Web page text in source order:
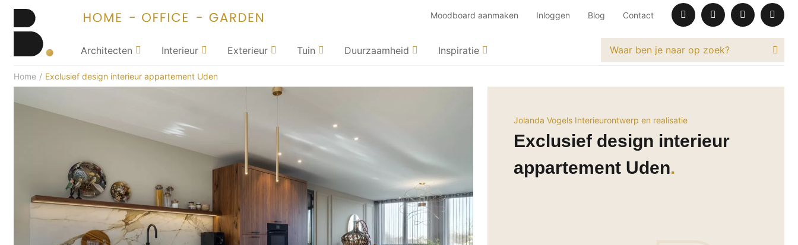
Moodboard aanmaken Inloggen Blog Contact
Architecten Interieur Exterieur Tuin Duurzaamheid Inspiratie
Home / Exclusief design interieur appartement Uden
Jolanda Vogels Interieurontwerp en realisatie
Exclusief design interieur
appartement Uden